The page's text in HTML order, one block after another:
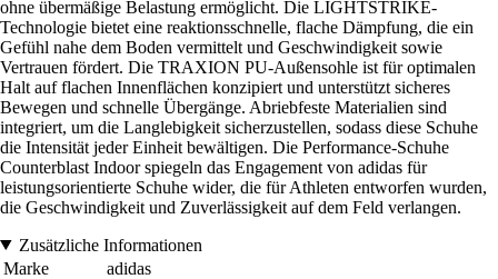
ohne übermäßige Belastung ermöglicht. Die LIGHTSTRIKE-
Technologie bietet eine reaktionsschnelle, flache Dämpfung, die ein
Gefühl nahe dem Boden vermittelt und Geschwindigkeit sowie
Vertrauen fördert. Die TRAXION PU-Außensohle ist für optimalen
Halt auf flachen Innenflächen konzipiert und unterstützt sicheres
Bewegen und schnelle Übergänge. Abriebfeste Materialien sind
integriert, um die Langlebigkeit sicherzustellen, sodass diese Schuhe
die Intensität jeder Einheit bewältigen. Die Performance-Schuhe
Counterblast Indoor spiegeln das Engagement von adidas für
leistungsorientierte Schuhe wider, die für Athleten entworfen wurden,
die Geschwindigkeit und Zuverlässigkeit auf dem Feld verlangen.
Zusätzliche Informationen
Marke
adidas